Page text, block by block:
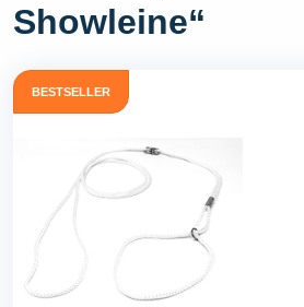
Showleine“
BESTSELLER